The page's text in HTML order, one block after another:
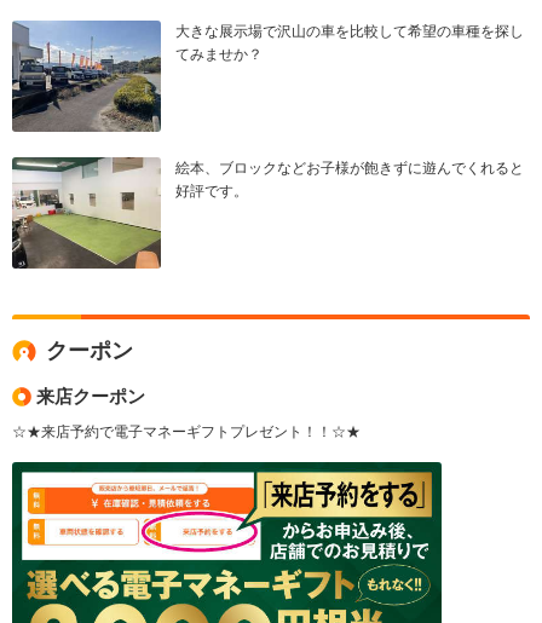
大きな展示場で沢山の車を比較して希望の車種を探し
てみませか？
絵本、ブロックなどお子様が飽きずに遊んでくれると
好評です。
クーポン
来店クーポン
☆★来店予約で電子マネーギフトプレゼント！！☆★